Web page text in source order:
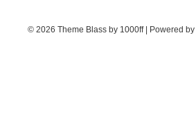
© 2026 Theme Blass by 1000ff | Powered by